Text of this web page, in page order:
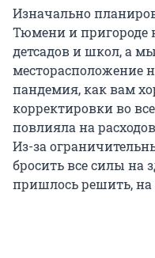
Изначально
Тюмени и пригороде
детсадов и школ, а
месторасположение
пандемия, как вам
корректировки во
повлияла на
Из-за
бросить все силы на
пришлось решить, на